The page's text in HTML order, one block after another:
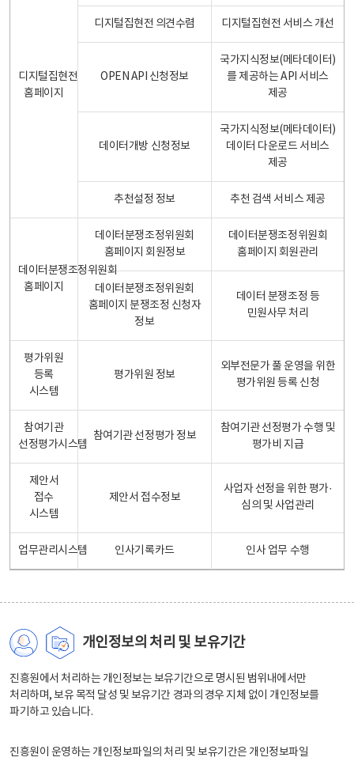
디지털집현전
홈페이지
디지털집현전 의견수렴 디지털집현전 서비스 개선
OPEN API 신청정보
국가지식정보(메타데이터)
를 제공하는 API 서비스
제공
데이터개방 신청정보
국가지식정보(메타데이터)
데이터 다운로드 서비스
제공
추천설정 정보 추천 검색 서비스 제공
데이터분쟁조정위원회
홈페이지
데이터분쟁조정위원회
홈페이지 회원정보
데이터분쟁조정위원회
홈페이지 회원관리
데이터분쟁조정위원회
홈페이지 분쟁조정 신청자
정보
데이터 분쟁조정 등
민원사무 처리
평가위원
등록
시스템
평가위원 정보
외부전문가 풀 운영을 위한
평가위원 등록 신청
참여기관
선정평가시스템
참여기관 선정평가 정보
참여기관 선정평가 수행 및
평가비 지급
제안서
접수
시스템
제안서 접수정보
사업자 선정을 위한 평가·
심의 및 사업관리
업무관리시스템 인사기록카드 인사 업무 수행
개인정보의 처리 및 보유기간
진흥원에서 처리하는 개인정보는 보유기간으로 명시된 범위내에서만
처리하며, 보유 목적 달성 및 보유기간 경과의 경우 지체 없이 개인정보를
파기하고 있습니다.
진흥원이 운영하는 개인정보파일의 처리 및 보유기간은 개인정보파일